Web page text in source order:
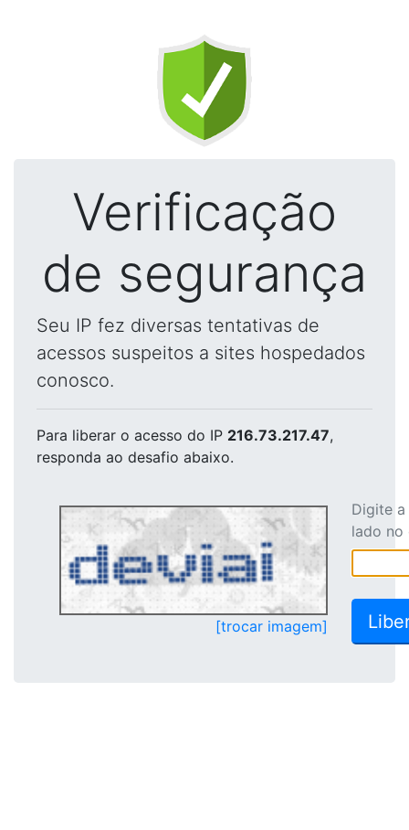
Verificação
de segurança
Seu IP fez diversas tentativas de
acessos suspeitos a sites hospedados
conosco.
Para liberar o acesso do IP 216.73.217.47,
responda ao desafio abaixo.
[trocar imagem]
Digite
lado no